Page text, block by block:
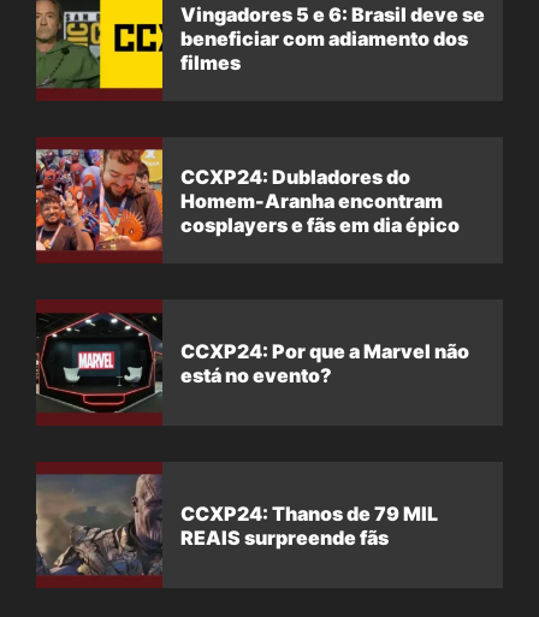
Vingadores 5 e 6: Brasil deve se
beneficiar com adiamento dos
filmes
CCXP24: Dubladores do
Homem-Aranha encontram
cosplayers e fãs em dia épico
CCXP24: Por que a Marvel não
está no evento?
CCXP24: Thanos de 79 MIL
REAIS surpreende fãs